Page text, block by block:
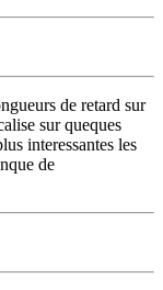
de retard sur
sur queques
interessantes les
de